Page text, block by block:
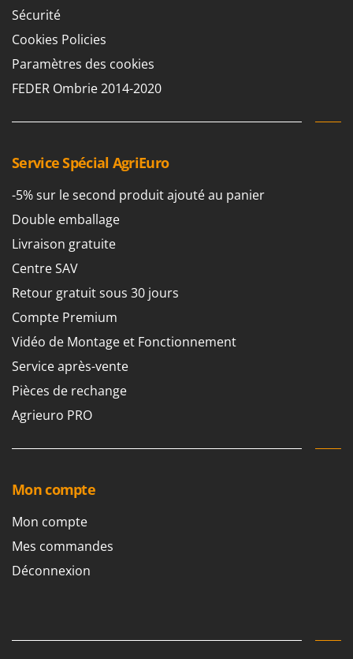
Palumbo Pavi
Partisani
Paterlini
Philips
Prismafood
R
R.G.V.
Rato
Reber
Redback
Resto Italia
Ribimex
Ripartrak
Ritter
River Systems
Robomow
Rossofuoco
S
S.T.P.
Santos
Sbaraglia
Shark
Sécurité
Cookies Policies
Paramètres des cookies
FEDER Ombrie 2014-2020
Service Spécial AgriEuro
-5% sur le second produit ajouté au panier
Double emballage
Livraison gratuite
Centre SAV
Retour gratuit sous 30 jours
Compte Premium
Vidéo de Montage et Fonctionnement
Service après-vente
Pièces de rechange
Agrieuro PRO
Mon compte
Mon compte
Mes commandes
Déconnexion